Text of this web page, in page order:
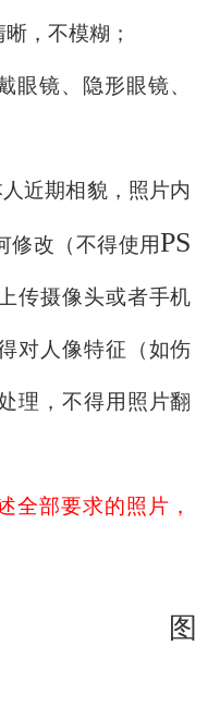
晰， 不模糊；
眼镜、隐形眼镜、
近期相貌，照片内
修改（不得使用PS
传摄像头或者手机
对人像特征（如伤
理，不得用照片翻
全部要求的照片，